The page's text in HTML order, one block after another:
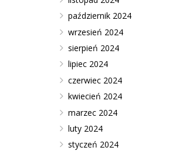
październik 2024
wrzesień 2024
sierpień 2024
lipiec 2024
czerwiec 2024
kwiecień 2024
marzec 2024
luty 2024
styczeń 2024